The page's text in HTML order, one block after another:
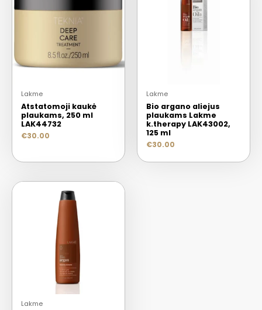
Lakme
Atstatomoji kaukė
plaukams, 250 ml
LAK44732
€30.00
Lakme
Bio argano aliejus
plaukams Lakme
k.therapy LAK43002,
125 ml
€30.00
Lakme